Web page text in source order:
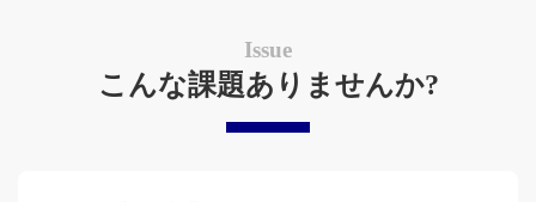
Issue
こんな課題ありませんか?